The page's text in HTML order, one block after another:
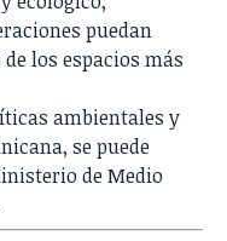
puedan
los espacios más
ambientales y
se puede
de Medio